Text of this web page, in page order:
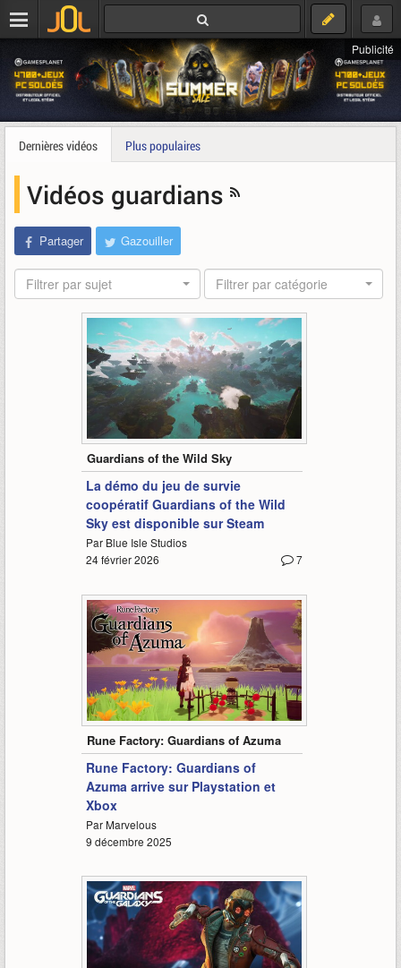
Publicité
Dernières vidéos Plus populaires
Vidéos guardians
Partager Gazouiller
Filtrer par sujet Filtrer par catégorie
1:15
Guardians of the Wild Sky
La démo du jeu de survie
coopératif Guardians of the Wild
Sky est disponible sur Steam
Par Blue Isle Studios
7
24 février 2026
Rune Factory: Guardians of Azuma
Rune Factory: Guardians of
Azuma arrive sur Playstation et
Xbox
Par Marvelous
9 décembre 2025